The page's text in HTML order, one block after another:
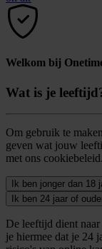
Welkom bij
Wat is je
Om gebruik te
geven wat jouw
met ons cookiebeleid.
Ik ben jonger dan 18
Ik ben 24 jaar of
De leeftijd dient
je hiermee dat je 24